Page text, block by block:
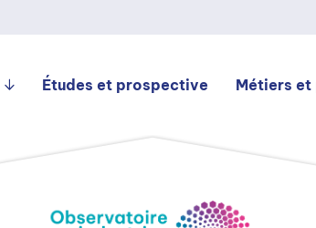
Études et prospective Métiers